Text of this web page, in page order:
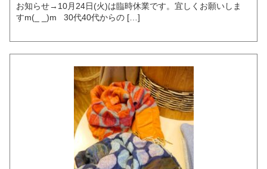
お知らせ→10月24日(火)は臨時休業です。宜しくお願いしま
すm(_ _)m 30代40代からの […]